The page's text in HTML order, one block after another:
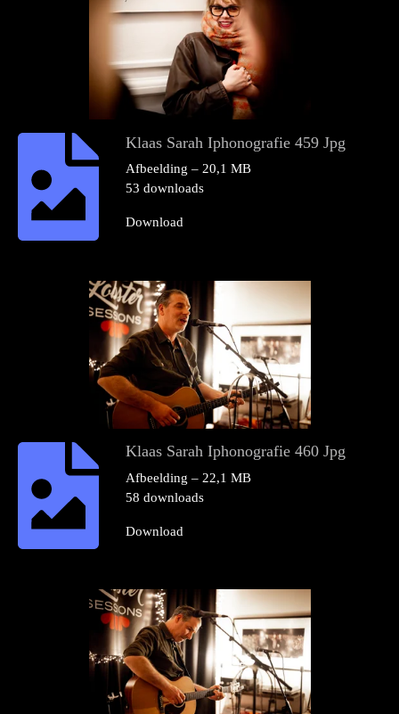
Klaas Sarah Iphonografie 459 Jpg
Afbeelding – 20,1 MB
53 downloads
Download
Klaas Sarah Iphonografie 460 Jpg
Afbeelding – 22,1 MB
58 downloads
Download